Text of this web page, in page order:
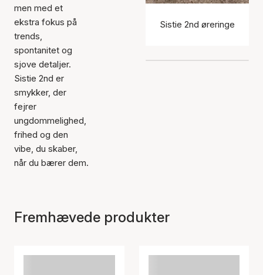
men med et
ekstra fokus på
trends,
spontanitet og
sjove detaljer.
Sistie 2nd er
smykker, der
fejrer
ungdommelighed,
frihed og den
vibe, du skaber,
når du bærer dem.
Sistie 2nd øreringe
Fremhævede produkter